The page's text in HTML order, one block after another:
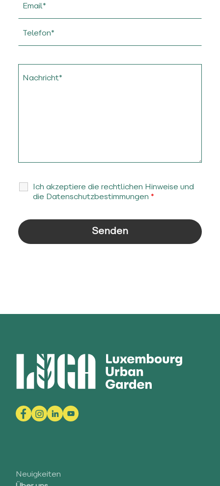
Ich akzeptiere die rechtlichen Hinweise und
die Datenschutzbestimmungen *
Neuigkeiten